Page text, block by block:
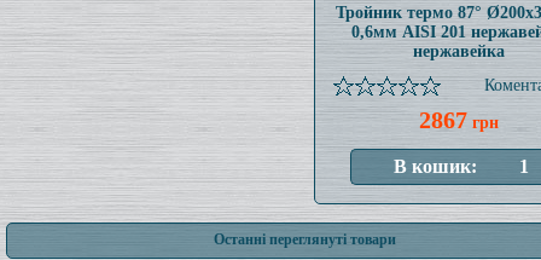
Тройник термо 87°
0,6мм AISI 201
нержавейка
2867 грн
Останні переглянуті товари